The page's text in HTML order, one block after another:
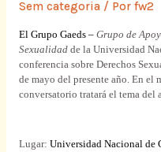
Sem categoria/ Por fw2
El Grupo Gaeds – Grupo de
Sexualidadde la Universidad
conferencia sobre Derechos
de mayo del presente año. En el
conversatorio tratará el tema del
Lugar: Universidad Nacional de